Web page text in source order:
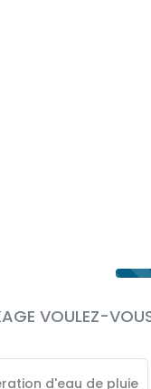
VOULEZ-
d'eau de pluie